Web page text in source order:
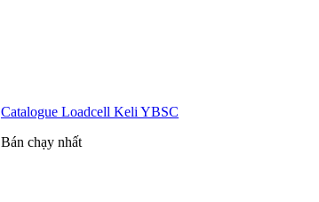
Catalogue Loadcell Keli YBSC
Bán chạy nhất